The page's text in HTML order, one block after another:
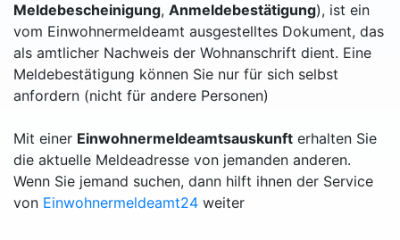
Meldebescheinigung, Anmeldebestätigung), ist ein
vom Einwohnermeldeamt ausgestelltes Dokument, das
als amtlicher Nachweis der Wohnanschrift dient. Eine
Meldebestätigung können Sie nur für sich selbst
anfordern (nicht für andere Personen)
Mit einer Einwohnermeldeamtsauskunft erhalten Sie
die aktuelle Meldeadresse von jemanden anderen.
Wenn Sie jemand suchen, dann hilft ihnen der Service
von Einwohnermeldeamt24 weiter